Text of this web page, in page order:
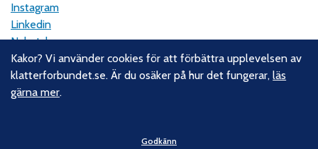
Instagram
Linkedin
Nyhetsbrev
Kontakt
Kakor? Vi använder cookies för att förbättra upplevelsen av
klatterforbundet.se. Är du osäker på hur det fungerar,läs
gärna mer.
Godkänn